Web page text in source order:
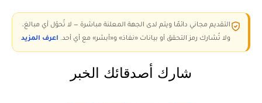
التقديم مجاني دائمًا ويتم لدى الجهة المعلنة مباشرة — لا تُحوّل أي مبالغ،
ولا تُشارك رمز التحقق أو بيانات «نفاذ» و«أبشر» مع أي أحد. اعرف المزيد
شارك أصدقائك الخبر